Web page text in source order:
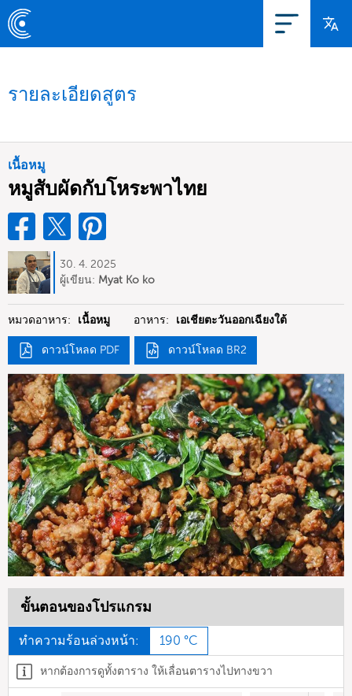
รายละเอียดสูตร
เนื้อหมู
หมูสับผัดกับโหระพาไทย
30. 4. 2025
ผู้เขียน: Myat Ko ko
หมวดอาหาร: เนื้อหมู อาหาร: เอเชียตะวันออกเฉียงใต้
ดาวน์โหลด PDF ดาวน์โหลด BR2
ขั้นตอนของโปรแกรม
ทำความร้อนล่วงหน้า: 190 °C
หากต้องการดูทั้งตาราง ให้เลื่อนตารางไปทางขวา